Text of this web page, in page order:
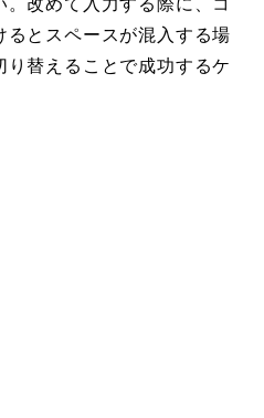
改めて入力する際に、コ
るとスペースが混入する場
替えることで成功するケ